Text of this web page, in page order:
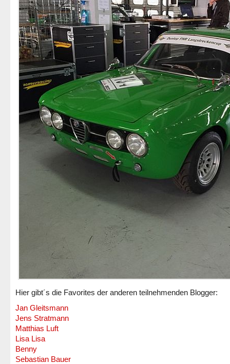
Hier gibt´s die Favorites der anderen teilnehmenden Blogger:
Jan Gleitsmann
Jens Stratmann
Matthias Luft
Lisa Lisa
Benny
Sebastian Bauer